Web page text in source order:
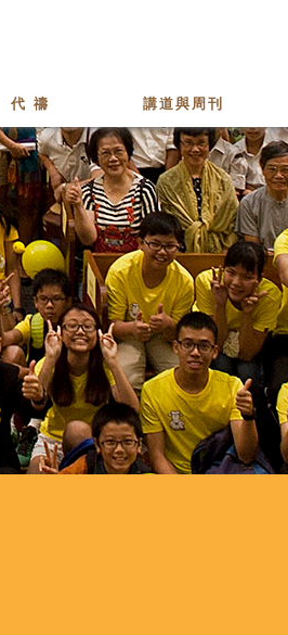
代 禱 講道與周刊